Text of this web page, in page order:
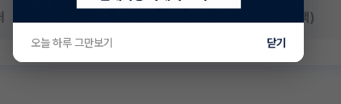
오늘 하루 그만보기 닫기